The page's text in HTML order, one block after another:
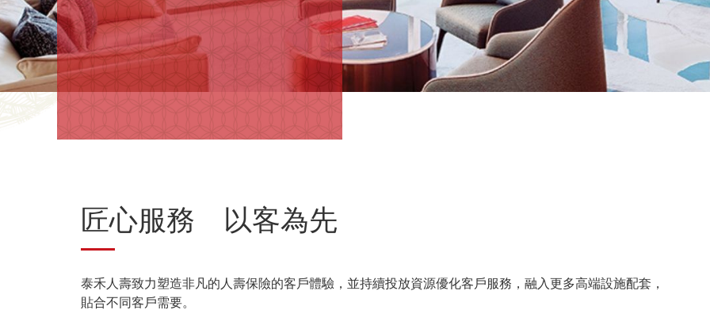
匠心服務 以客為先
泰禾人壽致力塑造非凡的人壽保險的客戶體驗，並持續投放資源優化客戶服務，融入更多高端設施配套，
貼合不同客戶需要。